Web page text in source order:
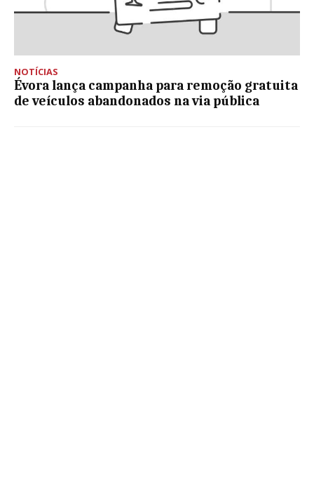
NOTÍCIAS
Évora lança campanha para remoção gratuita
de veículos abandonados na via pública